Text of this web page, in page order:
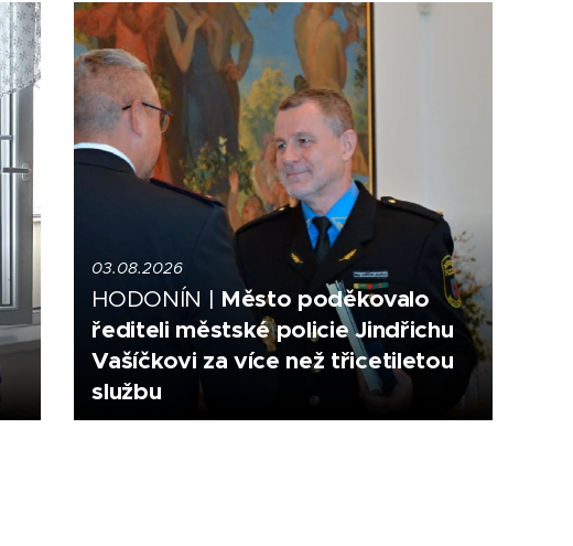
03.08.2026
HODONÍN | Město poděkovalo
řediteli městské policie Jindřichu
Vašíčkovi za více než třicetiletou
službu